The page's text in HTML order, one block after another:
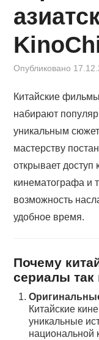
ФИЛЬМЫ
КОНТАКТЫ
ВОЙТИ
Опубликовано
Китайские
набирают
уникальным
мастерству
открывает доступ
кинематографа и
возможность
удобное время.
Почему
сериалы
Китайские
уникальные
национальной